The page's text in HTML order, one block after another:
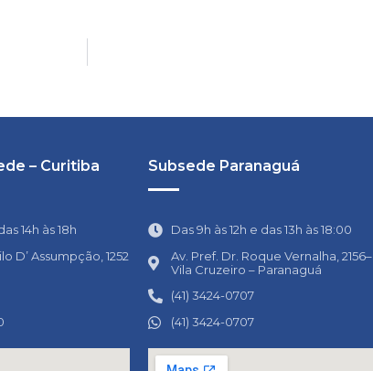
– Curitiba
14h às 18h
D’ Assumpção, 1252
Subsede Paranaguá
Das 9h às 12h e das 13h às 18:00
Av. Pref. Dr. Roque Vernalha, 2156–
Vila Cruzeiro – Paranaguá
(41) 3424-0707
(41) 3424-0707